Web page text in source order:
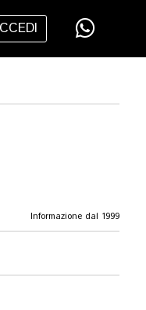
Informazione dal 1999